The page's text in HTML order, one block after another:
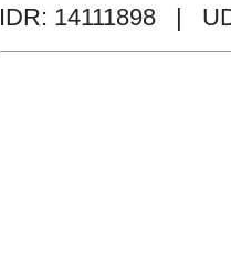
IDR: 14111898 |